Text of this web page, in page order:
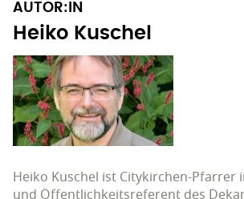
AUTOR:IN
Heiko Kuschel
Heiko Kuschel ist Citykirchen-Pfarrer
und Öffentlichkeitsreferent des